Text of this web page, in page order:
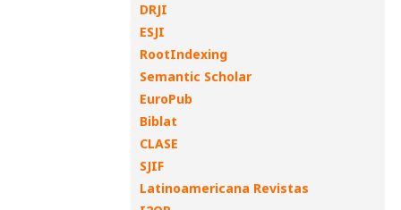
DRJI
ESJI
RootIndexing
Semantic Scholar
EuroPub
Biblat
CLASE
SJIF
Latinoamericana Revistas